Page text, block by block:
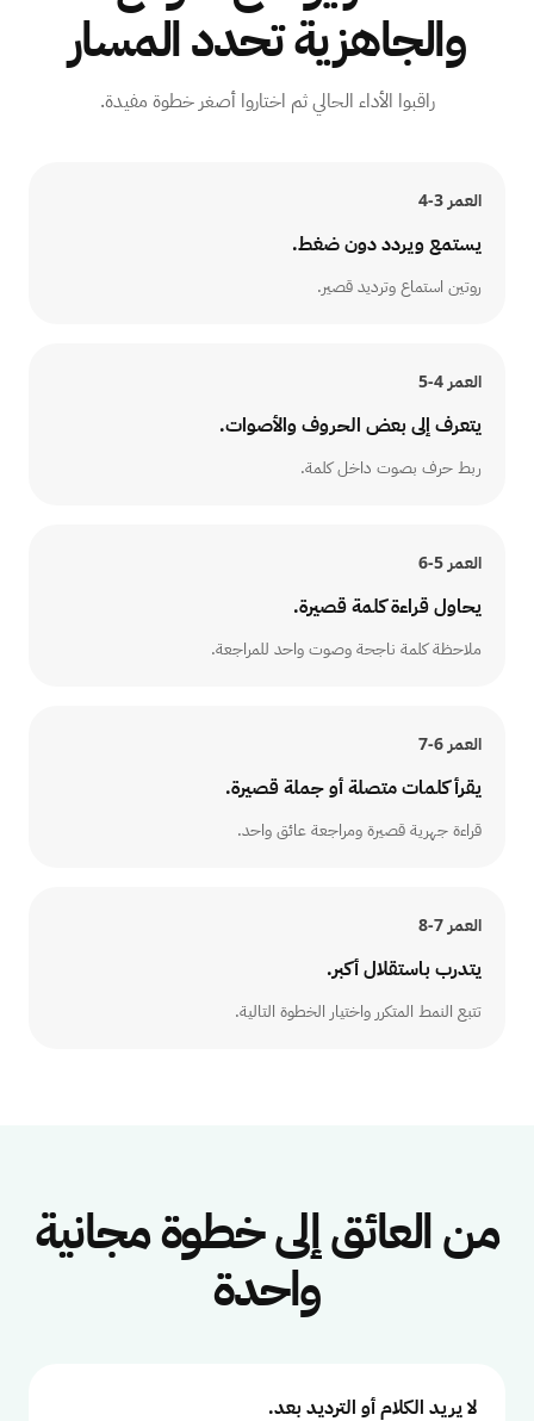
والجاهزية تحدد المسار
راقبوا الأداء الحالي ثم اختاروا أصغر خطوة مفيدة.
العمر 3-4
يستمع ويردد دون ضغط.
روتين استماع وترديد قصير.
العمر 4-5
يتعرف إلى بعض الحروف والأصوات.
ربط حرف بصوت داخل كلمة.
العمر 5-6
يحاول قراءة كلمة قصيرة.
ملاحظة كلمة ناجحة وصوت واحد للمراجعة.
العمر 6-7
يقرأ كلمات متصلة أو جملة قصيرة.
قراءة جهرية قصيرة ومراجعة عائق واحد.
العمر 7-8
يتدرب باستقلال أكبر.
تتبع النمط المتكرر واختيار الخطوة التالية.
من العائق إلى خطوة مجانية
واحدة
لا يريد الكلام أو الترديد بعد.